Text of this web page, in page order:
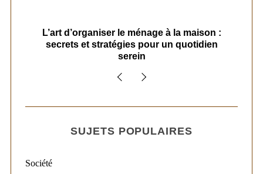
L’art d’organiser le ménage à la maison :
secrets et stratégies pour un quotidien
serein
SUJETS POPULAIRES
Société